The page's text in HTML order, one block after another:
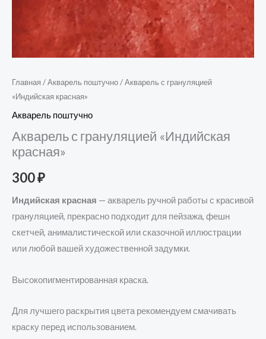
Главная /Акварель поштучно/ Акварель с грануляцией
«Индийская красная»
Акварель поштучно
Акварель с грануляцией «Индийская
красная»
300₽
Индийская красная — акварель ручной работы с красивой
грануляцией, прекрасно подходит для пейзажа, фешн
скетчей, анималистической или сказочной иллюстрации
или любой вашей художественной задумки.
Высокопигментированная краска.
Для лучшего раскрытия цвета рекомендуем смачивать
краску перед использованием.